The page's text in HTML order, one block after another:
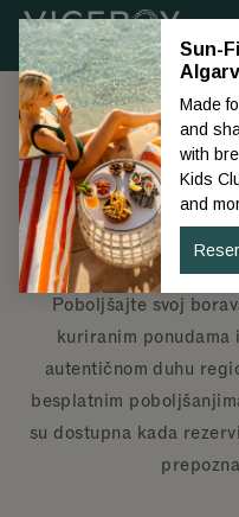
Preskoči na glavni sadržaj
Poboljšajte svoj
kuriranim
autentičnom duhu
besplatnim
su dostupna kada